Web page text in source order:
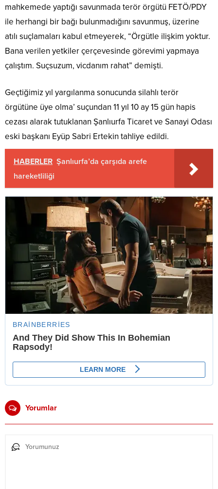
mahkemede yaptığı savunmada terör örgütü FETÖ/PDY
ile herhangi bir bağı bulunmadığını savunmuş, üzerine
atılı suçlamaları kabul etmeyerek, “Örgütle ilişkim yoktur.
Bana verilen yetkiler çerçevesinde görevimi yapmaya
çalıştım. Suçsuzum, vicdanım rahat” demişti.
Geçtiğimiz yıl yargılanma sonucunda silahlı terör
örgütüne üye olma’ suçundan 11 yıl 10 ay 15 gün hapis
cezası alarak tutuklanan Şanlıurfa Ticaret ve Sanayi Odası
eski başkanı Eyüp Sabri Ertekin tahliye edildi.
HABERLER Şanlıurfa’da çarşıda arefe
hareketliliği
Yorumlar